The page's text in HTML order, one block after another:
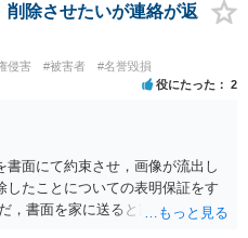
該当するかが問題となります。
、自由、名誉若しくは財産に対
害した者は、三年以下の拘禁刑
の全部又は一部を着けておらず、
たは強調されているもの）を送
るとされています。 また、青少
条の７では、「何人も、青少年に
らない。一 青少年に拒まれたに
除させたいが連絡が返
侵害 #被害者 #名誉毀損
役にたった 2
面にて約束させ，画像が流出し
したことについての表明保証をす
，書面を家に送ると家族に不貞行